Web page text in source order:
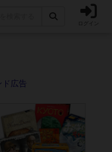
ログイン